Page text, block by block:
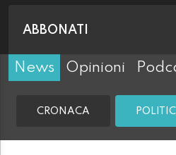
ABBONATI
News Opinioni
CRONACA